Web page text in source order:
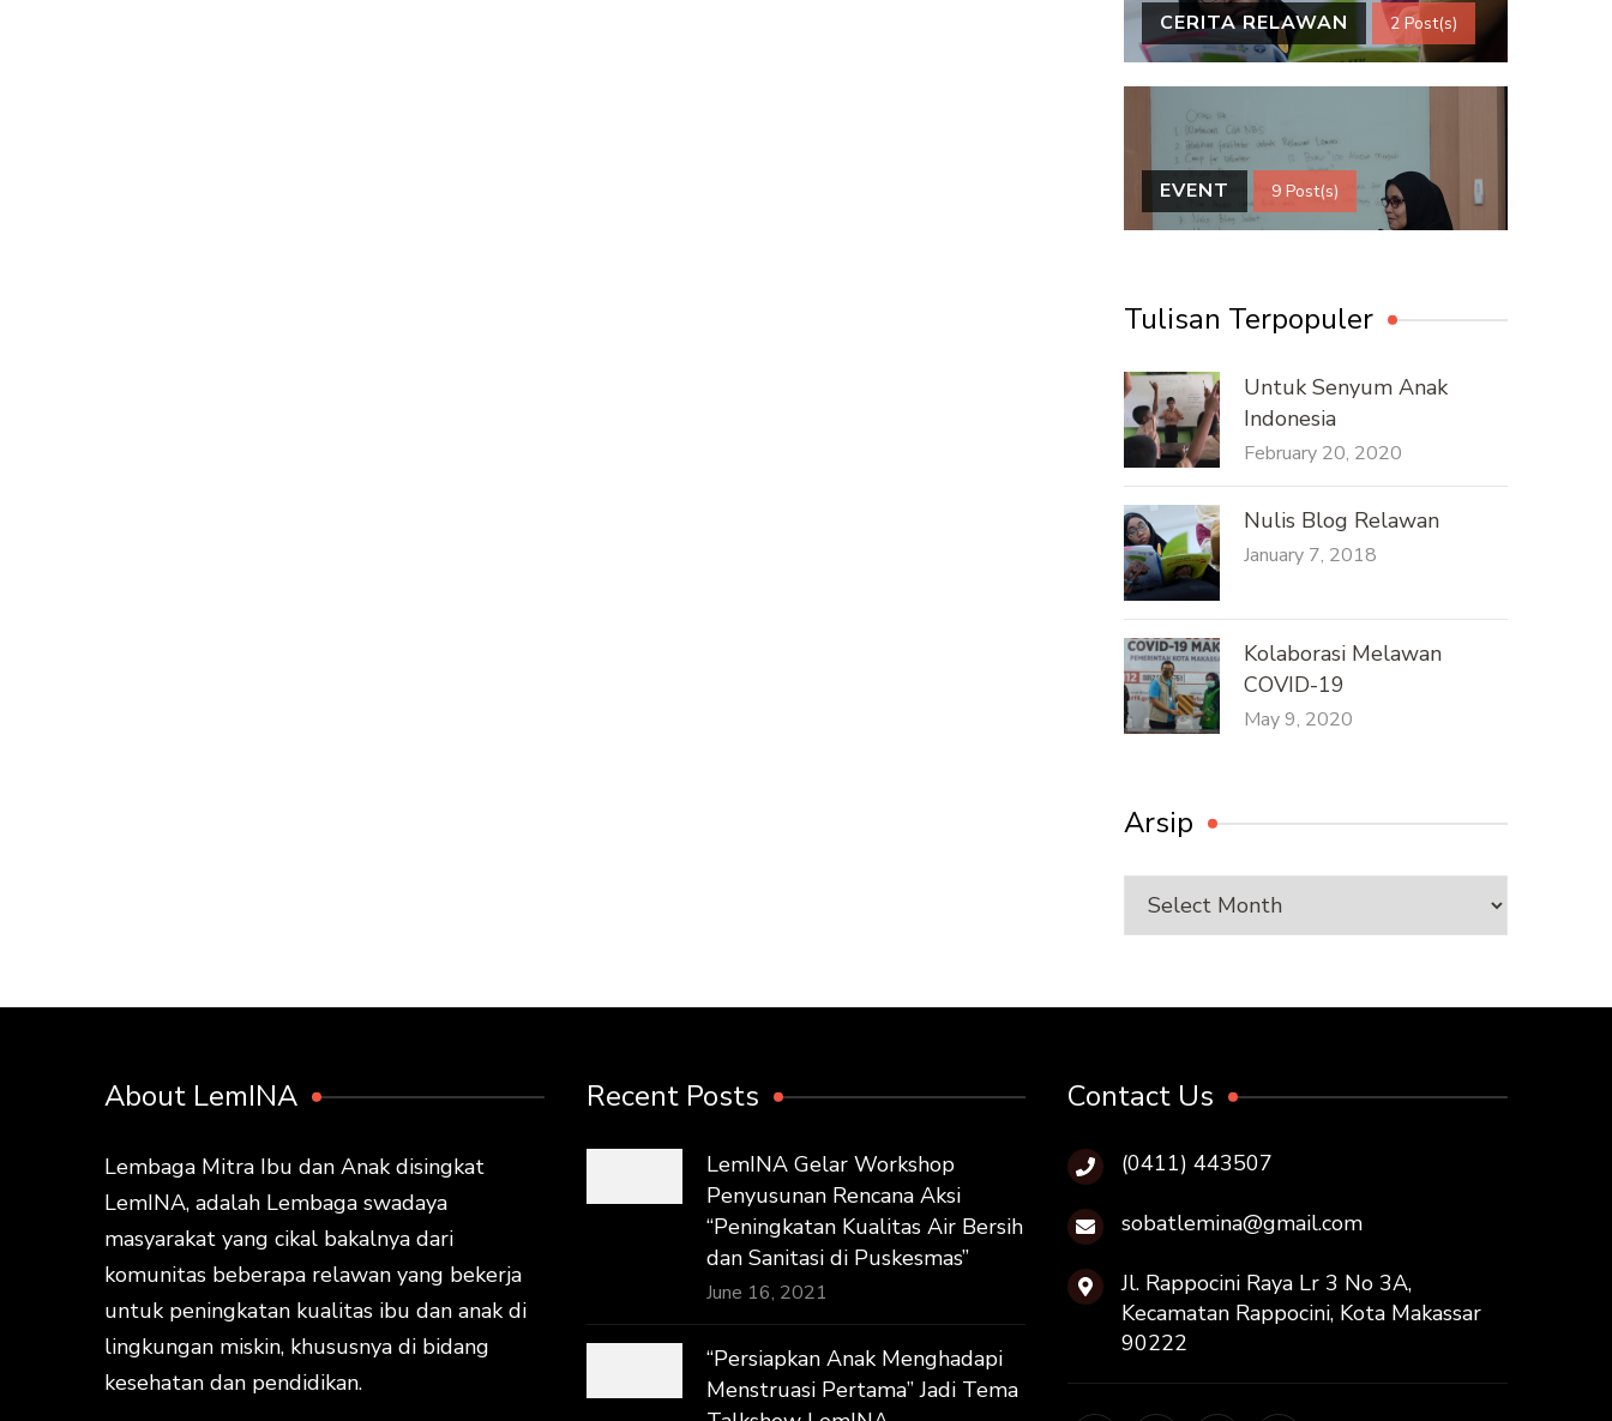
CERITA RELAWAN 2 Post(s)
EVENT 9 Post(s)
Tulisan Terpopuler
Untuk Senyum Anak
Indonesia
February 20, 2020
Nulis Blog Relawan
January 7, 2018
Kolaborasi Melawan
COVID-19
May 9, 2020
Arsip
Arsip
About LemINA
Lembaga Mitra Ibu dan Anak disingkat
LemINA, adalah Lembaga swadaya
masyarakat yang cikal bakalnya dari
komunitas beberapa relawan yang bekerja
untuk peningkatan kualitas ibu dan anak di
lingkungan miskin, khususnya di bidang
kesehatan dan pendidikan.
Recent Posts
LemINA Gelar Workshop
Penyusunan Rencana Aksi
“Peningkatan Kualitas Air Bersih
dan Sanitasi di Puskesmas”
June 16, 2021
“Persiapkan Anak Menghadapi
Menstruasi Pertama” Jadi Tema
Contact Us
(0411) 443507
sobatlemina@gmail.com
Jl. Rappocini Raya Lr 3 No 3A,
Kecamatan Rappocini, Kota Makassar
90222